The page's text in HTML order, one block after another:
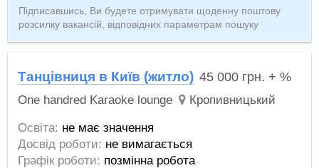
Підписавшись, Ви будете отримувати щоденну поштову
розсилку вакансій, відповідних параметрам пошуку
Танцівниця в Київ (житло) 45 000 грн. + %
One handred Karaoke lounge Кропивницький
Освіта: не має значення
Досвід роботи: не вимагається
Графік роботи: позмінна робота